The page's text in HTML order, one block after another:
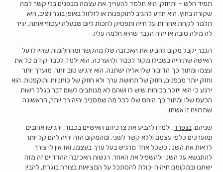
תמיד חלש – יתחזק, היא תלמד להעריך את עצמה מבפנים בלי קשר למה
שקורה בחוץ. היא תדע להגיב לתוקפנות או לזלזול באופן בוגר ויציב, היא
תלמד לקחת אחריות על חייה ותפסיק לחכות ליום שבעלה יעטוף אותה, יגיד
לה מילה טובה או יהיה הגבר שהיא חלמה עליו.
הגבר יקבל מקום להביע את האכזבה שלו מהקשר ומהחלומות שהיו לו על
האישה שתיהיה בשבילו מקור לכבוד ולהערכה, הוא ילמד לכבד קודם כל את
עצמו ומתוך כך הדיבור שלו אליה ישתנה. הוא ירגיש טוב יותר, מוערך יותר
וחזק יותר מבפנים, חוזק של תחושת ערך ולא חוזק של כוחניות ותוקפנות. הוא
ירגע כי הוא ייזכר בכוחות שיש לו ושהם לא מנותבים לשום דבר בגלל רשות
הכעס שלו ומתוך כך היחס שלו לכל מה שמסביב יהיה רך יותר, הראשונה
שתרוויח זו אשתו.
שניהם,בנפרד, ילמדו להביע את צרכיהם האישיים בכבוד, ירגישו אהובים
ומוערכים כלפי עצמם וללא קשר לשני, ומהמקום הזה יהיה להם קל יותר
לראות את השני, כשכל אחד מרגיש בעל ערך בעצמו, ואז אין לו צורך
להתנשא על השני ולהשפיל את האחר. רגשות האכזבה ההדדיים זה מזה
ישתנו ובמקומם תיהיה יכולת להסתכל על המציאות בצורה בוגרת, להבין